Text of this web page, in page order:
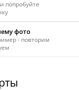
попробуйте
фото
- повторим